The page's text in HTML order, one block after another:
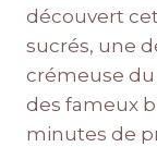
découvert
sucrés, une
crémeuse
des fameux
minutes de